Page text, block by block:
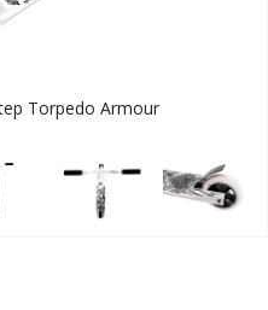
Torpedo Armour